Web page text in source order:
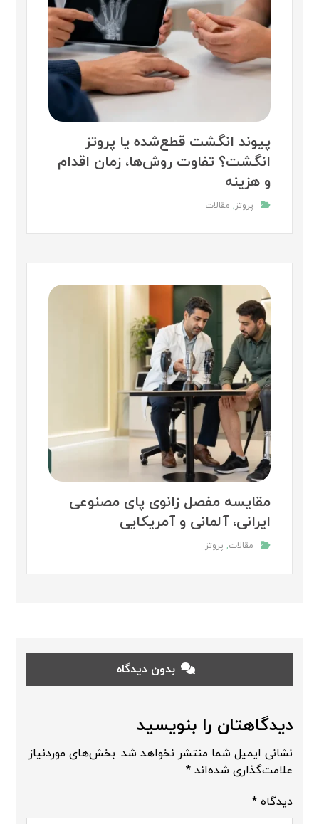
پیوند انگشت قطع‌شده یا پروتز
انگشت؟ تفاوت روش‌ها، زمان اقدام
و هزینه
پروتز, مقالات
مقایسه مفصل زانوی پای مصنوعی
ایرانی، آلمانی و آمریکایی
مقالات, پروتز
بدون دیدگاه
دیدگاهتان را بنویسید
نشانی ایمیل شما منتشر نخواهد شد. بخش‌های موردنیاز
علامت‌گذاری شده‌اند*
دیدگاه*